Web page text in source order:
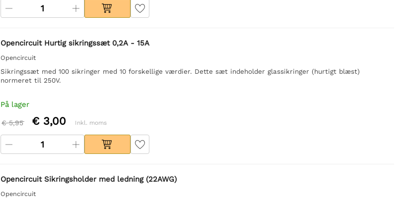
Opencircuit Hurtig sikringssæt 0,2A - 15A
Opencircuit
Sikringssæt med 100 sikringer med 10 forskellige værdier. Dette sæt indeholder glassikringer (hurtigt blæst)
normeret til 250V.
På lager
€ 5,95 € 3,00 Inkl. moms
Opencircuit Sikringsholder med ledning (22AWG)
Opencircuit